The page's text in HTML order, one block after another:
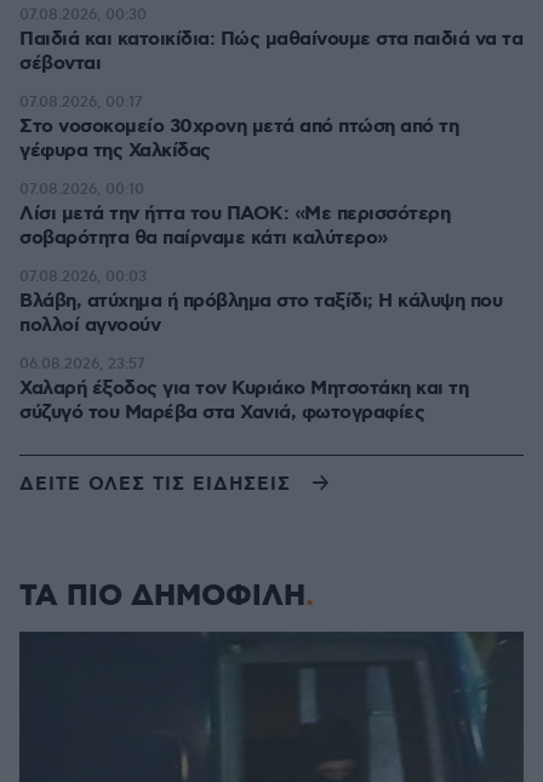
Παιδιά και κατοικίδια: Πώς μαθαίνουμε στα παιδιά να τα
σέβονται
07.08.2026, 00:30
Στο νοσοκομείο 30χρονη μετά από πτώση από τη
γέφυρα της Χαλκίδας
07.08.2026, 00:17
Λίσι μετά την ήττα του ΠΑΟΚ: «Με περισσότερη
σοβαρότητα θα παίρναμε κάτι καλύτερο»
07.08.2026, 00:10
Βλάβη, ατύχημα ή πρόβλημα στο ταξίδι; Η κάλυψη που
πολλοί αγνοούν
07.08.2026, 00:03
Χαλαρή έξοδος για τον Κυριάκο Μητσοτάκη και τη
σύζυγό του Μαρέβα στα Χανιά, φωτογραφίες
06.08.2026, 23:57
ΔΕΙΤΕ ΟΛΕΣ ΤΙΣ ΕΙΔΗΣΕΙΣ
ΤΑ ΠΙΟ ΔΗΜΟΦΙΛΗ